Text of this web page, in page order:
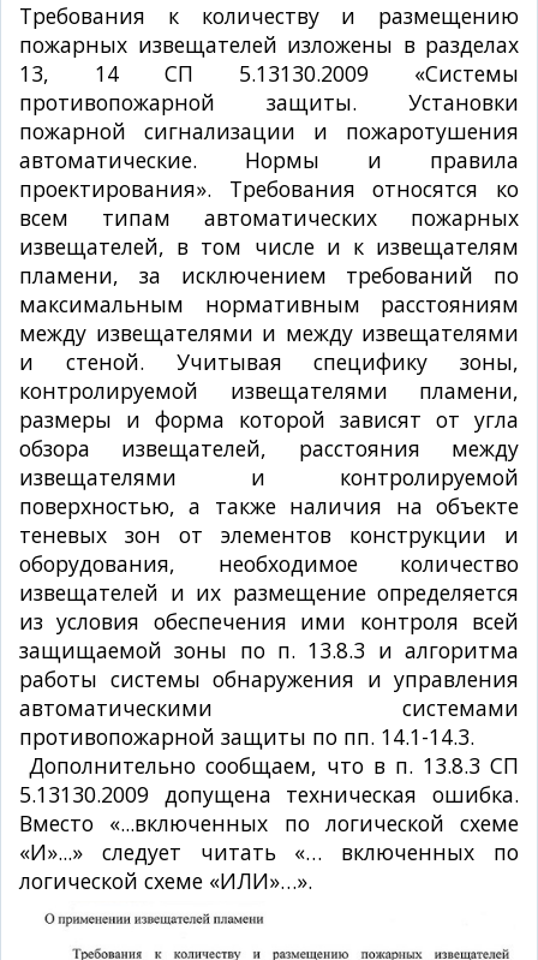
Требования к количеству и размещению
пожарных извещателей изложены в разделах
13, 14 СП 5.13130.2009 «Системы
противопожарной защиты. Установки
пожарной сигнализации и пожаротушения
автоматические. Нормы и правила
проектирования». Требования относятся ко
всем типам автоматических пожарных
извещателей, в том числе и к извещателям
пламени, за исключением требований по
максимальным нормативным расстояниям
между извещателями и между извещателями
и стеной. Учитывая специфику зоны,
контролируемой извещателями пламени,
размеры и форма которой зависят от угла
обзора извещателей, расстояния между
извещателями и контролируемой
поверхностью, а также наличия на объекте
теневых зон от элементов конструкции и
оборудования, необходимое количество
извещателей и их размещение определяется
из условия обеспечения ими контроля всей
защищаемой зоны по п. 13.8.3 и алгоритма
работы системы обнаружения и управления
автоматическими системами
противопожарной защиты по пп. 14.1-14.3.
Дополнительно сообщаем, что в п. 13.8.3 СП
5.13130.2009 допущена техническая ошибка.
Вместо «...включенных по логической схеме
«И»...» следует читать «… включенных по
логической схеме «ИЛИ»…».